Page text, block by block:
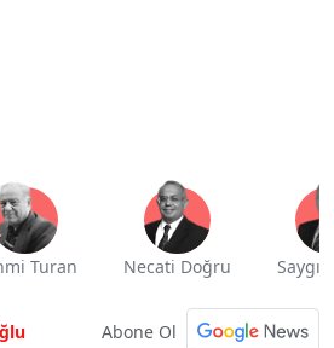
Turan Necati Doğru Saygı
Abone Ol